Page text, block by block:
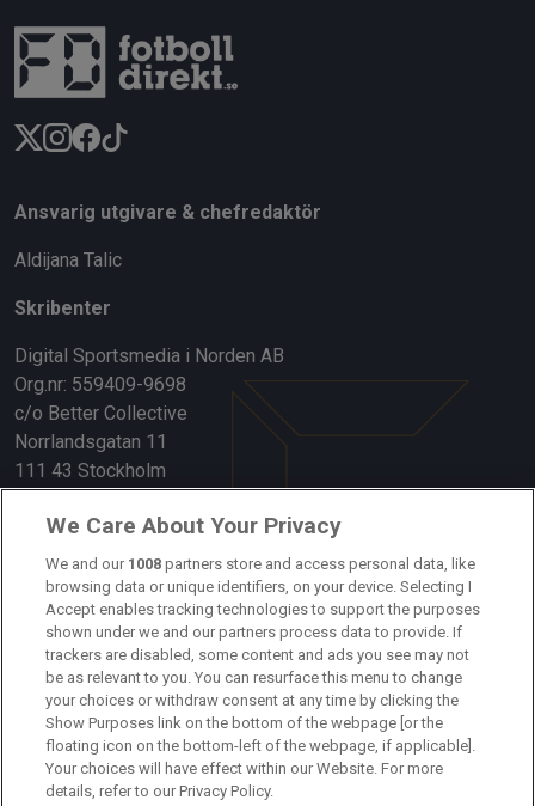
Ansvarig utgivare & chefredaktör
Aldijana Talic
Skribenter
Digital Sportsmedia i Norden AB
Org.nr: 559409-9698
c/o Better Collective
Norrlandsgatan 11
111 43 Stockholm
Länkar
Om oss
Kontakta oss
Kundtjänst
Sponsor: Rekatochklart
Annonsera på Fotbolldirekt
We Care About Your Privacy
We and our 1008 partners store and access personal data, like
browsing data or unique identifiers, on your device. Selecting I
Accept enables tracking technologies to support the purposes
shown under we and our partners process data to provide. If
trackers are disabled, some content and ads you see may not
be as relevant to you. You can resurface this menu to change
your choices or withdraw consent at any time by clicking the
Show Purposes link on the bottom of the webpage [or the
floating icon on the bottom-left of the webpage, if applicable].
Your choices will have effect within our Website. For more
details, refer to our Privacy Policy.